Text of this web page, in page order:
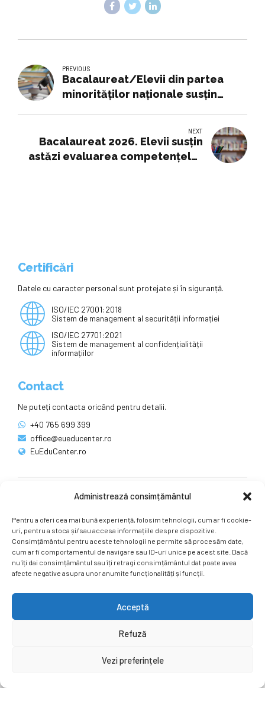
Administrează consimțământul
Pentru a oferi cea mai bună experiență, folosim tehnologii, cum ar fi cookie-
uri, pentru a stoca și/sau accesa informațiile despre dispozitive.
Consimțământul pentru aceste tehnologii ne permite să procesăm date,
cum ar fi comportamentul de navigare sau ID-uri unice pe acest site. Dacă
nu îți dai consimțământul sau îți retragi consimțământul dat poate avea
afecte negative asupra unor anumite funcționalități și funcții.
Acceptă
Refuză
Vezi preferințele
PREVIOUS
Bacalaureat/Elevii din partea
minorităților naționale susțin
NEXT
Bacalaureat 2026. Elevii susțin
astăzi evaluarea competențelor
Certificări
Datele cu caracter personal sunt protejate și în siguranță.
ISO/IEC 27001:2018
Sistem de management al securității informației
ISO/IEC 27701:2021
Sistem de management al confidențialității
informațiilor
Contact
Ne puteți contacta oricând pentru detalii.
+40 765 699 399
office@eueducenter.ro
EuEduCenter.ro
Ne puteți găsi și pe rețelele sociale.